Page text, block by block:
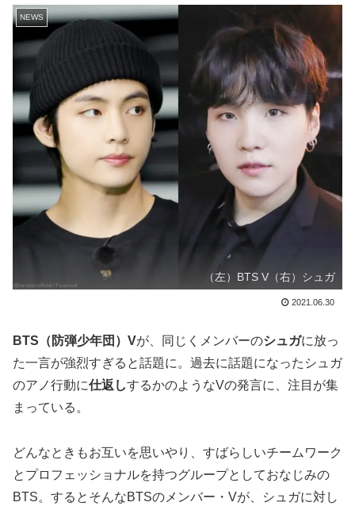
NEWS
（左）BTS V（右）シュガ
2021.06.30
BTS（防弾少年団）Vが、同じくメンバーのシュガに放っ
た一言が強烈すぎると話題に。過去に話題になったシュガ
のアノ行動に仕返しするかのようなVの発言に、注目が集
まっている。
どんなときもお互いを思いやり、すばらしいチームワーク
とプロフェッショナルを持つグループとしておなじみの
BTS。するとそんなBTSのメンバー・Vが、シュガに対し